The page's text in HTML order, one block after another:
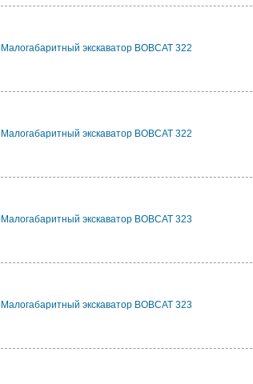
Малогабаритный экскаватор BOBCAT 322
Малогабаритный экскаватор BOBCAT 322
Малогабаритный экскаватор BOBCAT 323
Малогабаритный экскаватор BOBCAT 323